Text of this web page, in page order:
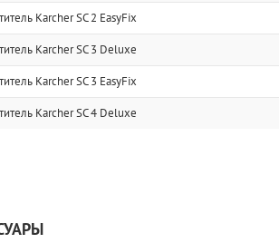
Karcher SC 2 EasyFix
Karcher SC 3 Deluxe
Karcher SC 3 EasyFix
Karcher SC 4 Deluxe